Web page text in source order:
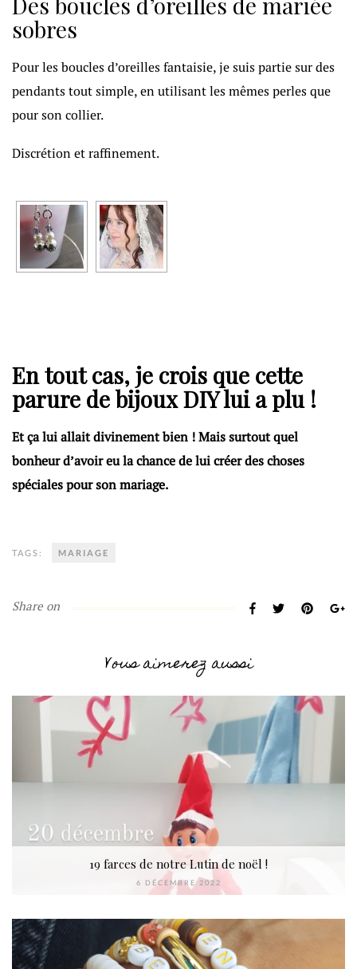
sobres
Pour les boucles d’oreilles fantaisie, je suis partie sur des
pendants tout simple, en utilisant les mêmes perles que
pour son collier.
Discrétion et raffinement.
En tout cas, je crois que cette
parure de bijoux DIY lui a plu !
Et ça lui allait divinement bien ! Mais surtout quel
bonheur d’avoir eu la chance de lui créer des choses
spéciales pour son mariage.
TAGS: MARIAGE
Share on
Vous aimerez aussi
19 farces de notre Lutin de noël !
6 DÉCEMBRE 2022